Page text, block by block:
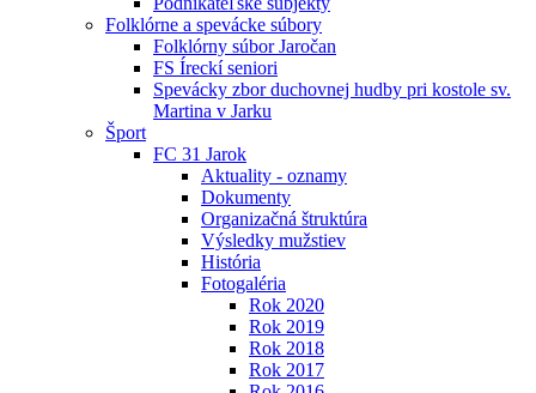
Folklórne a spevácke súbory
Folklórny súbor Jaročan
FS Íreckí seniori
Spevácky zbor duchovnej hudby pri kostole sv.
Martina v Jarku
Šport
FC 31 Jarok
Aktuality - oznamy
Dokumenty
Organizačná štruktúra
Výsledky mužstiev
História
Fotogaléria
Rok 2020
Rok 2019
Rok 2018
Rok 2017